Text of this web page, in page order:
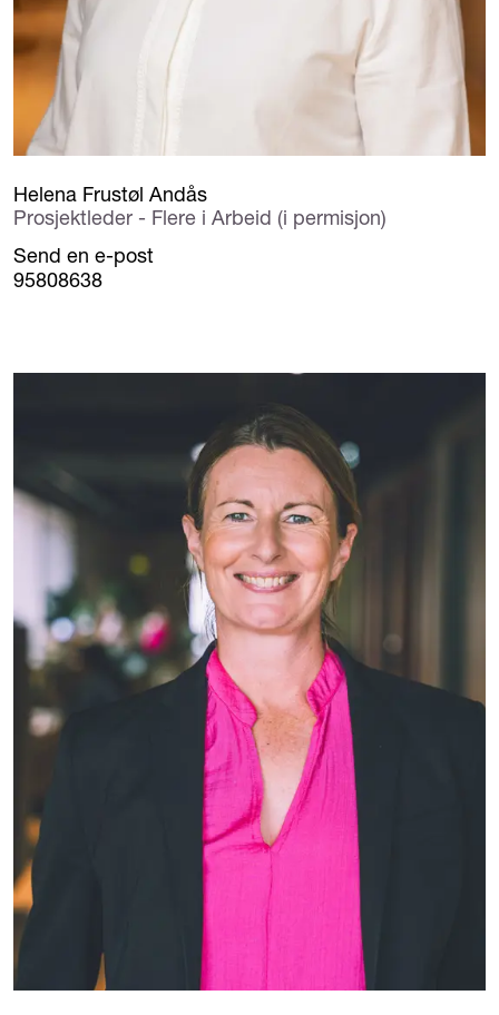
Helena Frustøl Andås
Prosjektleder - Flere i Arbeid (i permisjon)
Send en e-post
95808638